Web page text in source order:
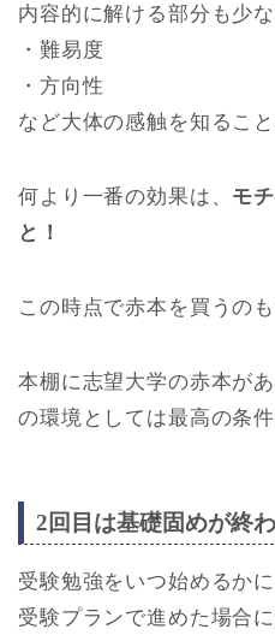
内容的に解ける部分も少
・難易度
・方向性
など大体の感触を知ること
何より一番の効果は、 モ
と！
この時点で赤本を買うのも
本棚に志望大学の赤本が
の環境としては最高の条
2回目は基礎固めが終
受験勉強をいつ始めるか
受験プランで進めた場合